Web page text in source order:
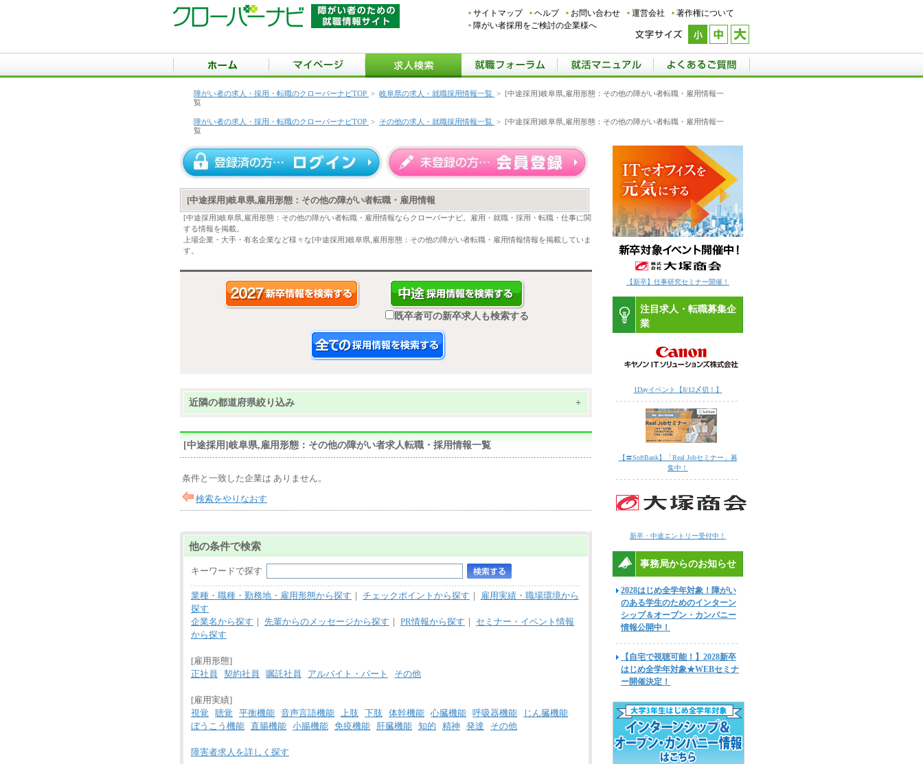
サイトマップ ヘルプ お問い合わせ 運営会社
著作権について
障がい者採用をご検討の企業様へ
障がい者の求人・採用・転職のクローバーナビTOP > 岐阜県の求人・就職採用情報一覧 > [中途採用]岐阜県,雇用形態：その他の障がい者転職・雇用情報一
覧
障がい者の求人・採用・転職のクローバーナビTOP > その他の求人・就職採用情報一覧 > [中途採用]岐阜県,雇用形態：その他の障がい者転職・雇用情報一
覧
[中途採用]岐阜県,雇用形態：その他の障がい者転職・雇用情報
[中途採用]岐阜県,雇用形態：その他の障がい者転職・雇用情報ならクローバーナビ。雇用・就職・採用・転職・仕事に関
する情報を掲載。
上場企業・大手・有名企業など様々な[中途採用]岐阜県,雇用形態：その他の障がい者転職・雇用情報情報を掲載していま
す。
既卒者可の新卒求人も検索する
近隣の都道府県絞り込み +
[中途採用]岐阜県,雇用形態：その他の障がい者求人転職・採用情報一覧
条件と一致した企業は ありません。
検索をやりなおす
他の条件で検索
キーワードで探す
業種・職種・勤務地・雇用形態から探す ｜ チェックポイントから探す ｜ 雇用実績・職場環境から
探す
企業名から探す ｜ 先輩からのメッセージから探す ｜ PR情報から探す ｜ セミナー・イベント情報
から探す
[雇用形態]
正社員
契約社員 嘱託社員 アルバイト・パート その他
[雇用実績]
視覚
聴覚 平衡機能 音声言語機能 上肢 下肢 体幹機能 心臓機能 呼吸器機能
じん臓機能
ぼうこう機能 直腸機能 小腸機能 免疫機能 肝臓機能 知的 精神 発達 その他
障害者求人を詳しく探す
【新卒】仕事研究セミナー開催！
注目求人・転職募集企
業
1Dayイベント【8/12〆切！】
【〓SoftBank】「Real Jobセミナー」募
集中！
新卒・中途エントリー受付中！
事務局からのお知らせ
2028はじめ全学年対象！障がい
のある学生のためのインターン
シップ＆オープン・カンパニー
情報公開中！
【自宅で視聴可能！】2028新卒
はじめ全学年対象★WEBセミナ
ー開催決定！